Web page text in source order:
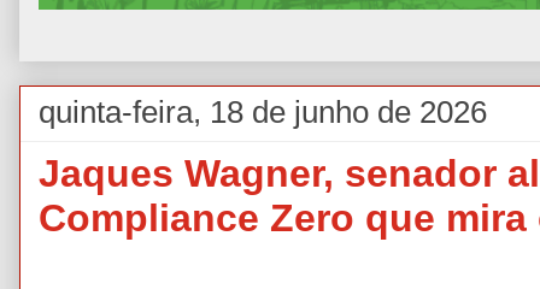
quinta-feira, 18 de junho de 2026
Jaques Wagner, senador
Compliance Zero que mira